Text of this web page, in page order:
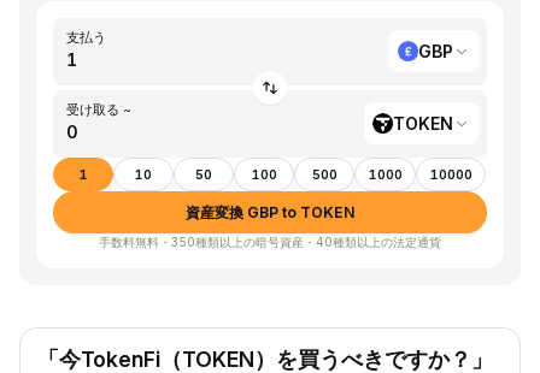
支払う
GBP
受け取る ~
TOKEN
1 10 50 100 500 1000 10000
資産変換 GBP to TOKEN
手数料無料・350種類以上の暗号資産・40種類以上の法定通貨
「今TokenFi（TOKEN）を買うべきですか？」